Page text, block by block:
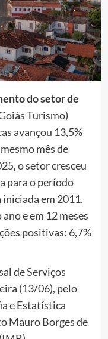
do setor de
Turismo)
avançou 13,5%
mês de
o setor cresceu
para o período
em 2011.
e em 12 meses
positivas: 6,7%
de Serviços
(13/06), pelo
e Estatística
Mauro Borges de